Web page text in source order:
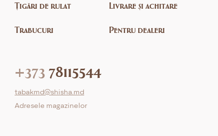
Țigări de rulat
Trabucuri
Livrare și achitare
Pentru dealeri
+373 78115544
tabakmd@shisha.md
Adresele magazinelor